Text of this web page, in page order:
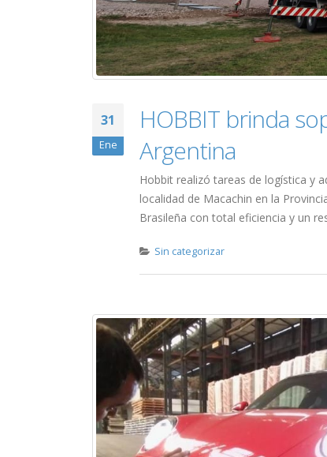
31
Ene
HOBBIT brinda
Argentina
Hobbit realizó tareas de logística y
localidad de Macachin en la
Brasileña con total eficiencia y un
Sin categorizar